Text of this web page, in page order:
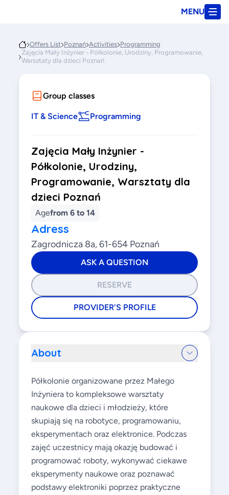
MENU
Offers List Poznań Activities Programming
Zajęcia Mały Inżynier - Półkolonie, Urodziny, Programowanie,
Warsztaty dla dzieci Poznań
Group classes
IT & Science Programming
Zajęcia Mały Inżynier -
Półkolonie, Urodziny,
Programowanie, Warsztaty dla
dzieci Poznań
Agefrom 6 to 14
Adress
Zagrodnicza 8a, 61-654 Poznań
ASK A QUESTION
RESERVE
PROVIDER'S PROFILE
About
Półkolonie organizowane przez Małego
Inżyniera to kompleksowe warsztaty
naukowe dla dzieci i młodzieży, które
skupiają się na robotyce, programowaniu,
eksperymentach oraz elektronice. Podczas
zajęć uczestnicy mają okazję budować i
programować roboty, wykonywać ciekawe
eksperymenty naukowe oraz poznawać
podstawy elektroniki poprzez praktyczne